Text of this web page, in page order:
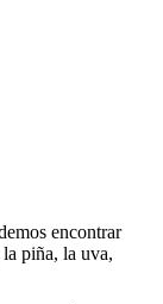
encontrar
piña, la uva,